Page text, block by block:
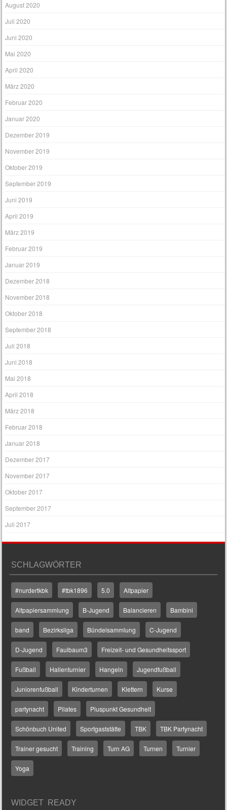
August 2020
Juli 2020
Juni 2020
Mai 2020
April 2020
März 2020
Februar 2020
Januar 2020
Dezember 2019
November 2019
Oktober 2019
September 2019
Juni 2019
April 2019
März 2019
Februar 2019
Januar 2019
Dezember 2018
November 2018
Oktober 2018
September 2018
Juli 2018
Juni 2018
Mai 2018
April 2018
März 2018
Februar 2018
Januar 2018
Dezember 2017
November 2017
Oktober 2017
September 2017
Juli 2017
SCHLAGWÖRTER
#nurdertkbk #tbk1896 5.0 Altpapier
Altpapiersammlung B-Jugend Balancieren Bambini
band Bezirksliga Bündelsammlung C-Jugend
D-Jugend Faulbaum3 Freizeit- und Gesundheitssport
Fußball Hallenturnier Hangeln Jugendfußball
Juniorenfußball Kinderturnen Klettern Kurse
partynacht Pilates Pluspunkt Gesundheit
Schönbuch United Sportgaststätte TBK TBK Partynacht
Trainer gesucht Training Turn AG Turnen Turnier
Yoga
WIDGET READY